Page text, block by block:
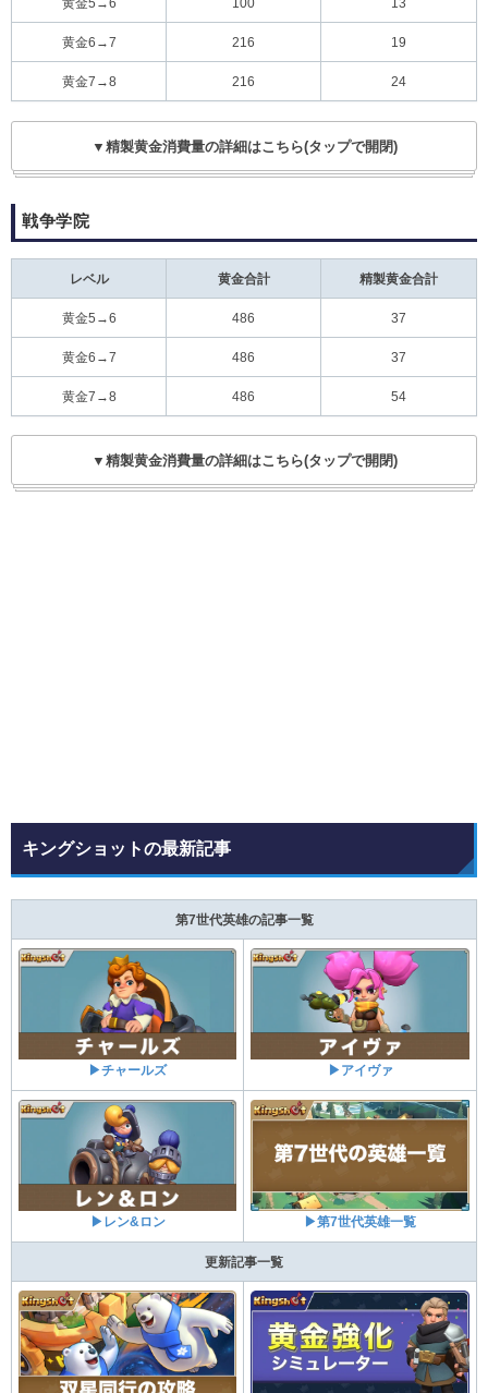
黄金5→6 100 13
黄金6→7 216 19
黄金7→8 216 24
▼精製黄金消費量の詳細はこちら(タップで開閉)
戦争学院
レベル 黄金合計 精製黄金合計
黄金5→6 486 37
黄金6→7 486 37
黄金7→8 486 54
▼精製黄金消費量の詳細はこちら(タップで開閉)
キングショットの最新記事
第7世代英雄の記事一覧
▶チャールズ ▶アイヴァ
▶レン&ロン ▶第7世代英雄一覧
更新記事一覧